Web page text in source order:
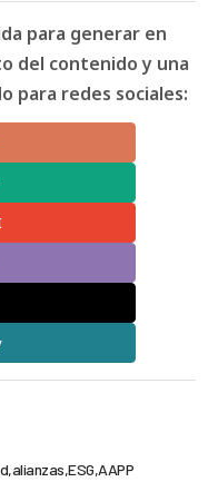
para generar en
del contenido y una
para redes sociales:
alianzas ESG AAPP